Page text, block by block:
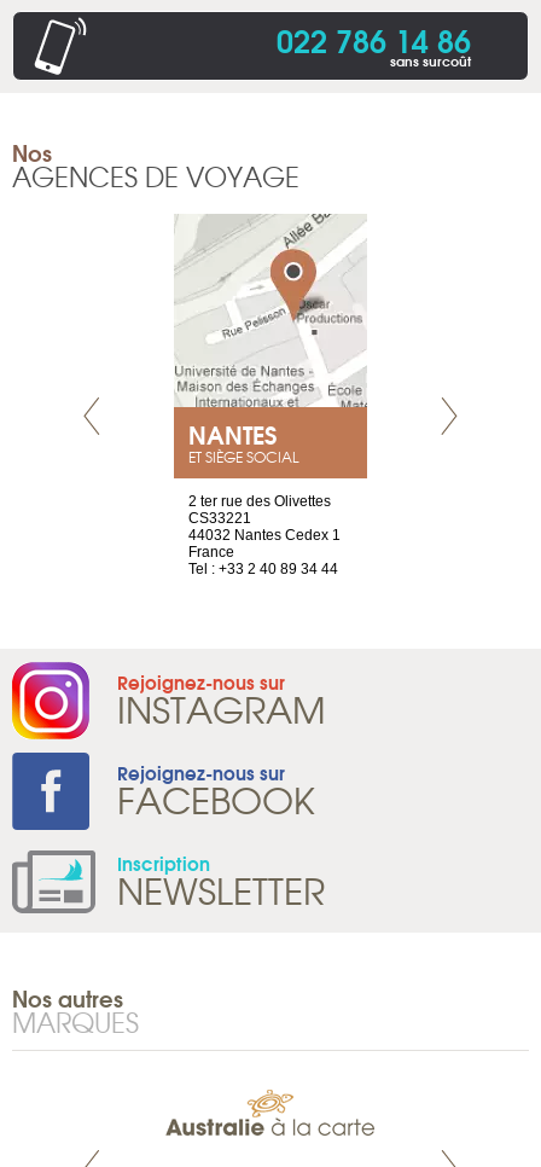
022 786 14 86
sans surcoût
Nos
AGENCES DE VOYAGE
NANTES
ET SIÈGE SOCIAL
2 ter rue des Olivettes
CS33221
44032 Nantes Cedex 1
France
Tel : +33 2 40 89 34 44
Rejoignez-nous sur
INSTAGRAM
Rejoignez-nous sur
FACEBOOK
Inscription
NEWSLETTER
Nos autres
MARQUES